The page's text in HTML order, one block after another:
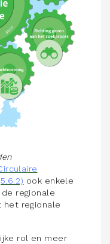
ook enkele
regionale
het regionale
rol en meer